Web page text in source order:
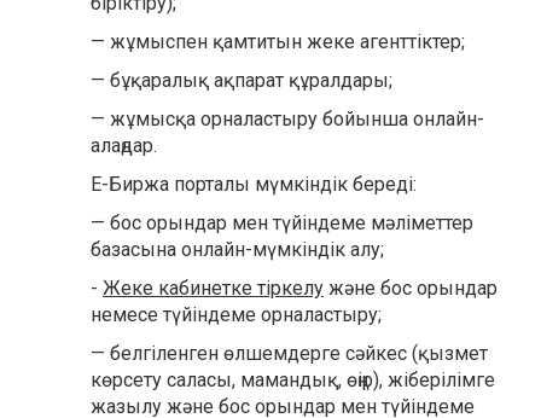
— жұмыспен қамтитын жеке агенттіктер;
— бұқаралық ақпарат құралдары;
— жұмысқа орналастыру бойынша онлайн-
алаңдар.
Е-Биржа порталы мүмкіндік береді:
— бос орындар мен түйіндеме мәліметтер
базасына онлайн-мүмкіндік алу;
- Жеке кабинетке тіркелу және бос орындар
немесе түйіндеме орналастыру;
— белгіленген өлшемдерге сәйкес (қызмет
көрсету саласы, мамандық, өңір), жіберілімге
жазылу және бос орындар мен түйіндеме